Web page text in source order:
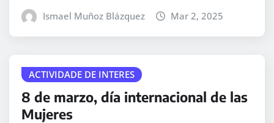
Ismael Muñoz Blázquez Mar 2, 2025
ACTIVIDADE DE INTERES
8 de marzo, día internacional de las
Mujeres